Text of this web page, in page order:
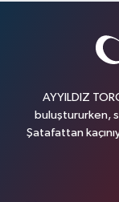
AYYILDIZ
buluştururken,
Şatafattan